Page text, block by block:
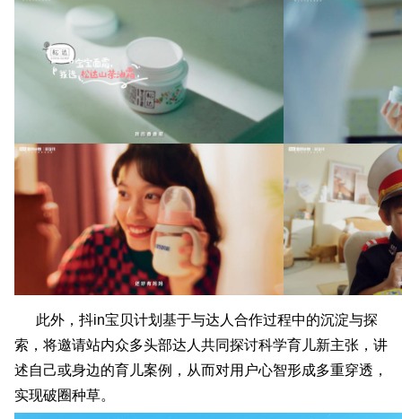
此外，抖in宝贝计划基于与达人合作过程中的沉淀与探
索，将邀请站内众多头部达人共同探讨科学育儿新主张，讲
述自己或身边的育儿案例，从而对用户心智形成多重穿透，
实现破圈种草。